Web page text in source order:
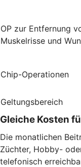
OP zur Entfernung
Muskelrisse und
Chip-Operationen
Geltungsbereich
Gleiche Kosten
Die monatlichen
Züchter, Hobby-
telefonisch